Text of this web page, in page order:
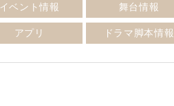
イベント情報 舞台情報
アプリ ドラマ脚本情報